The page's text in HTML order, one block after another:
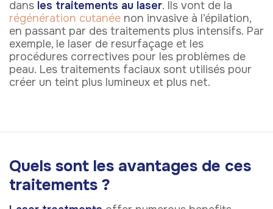
dans les traitements au laser. Ils vont de la
régénération cutanée non invasive à l’épilation,
en passant par des traitements plus intensifs. Par
exemple, le laser de resurfaçage et les
procédures correctives pour les problèmes de
peau. Les traitements faciaux sont utilisés pour
créer un teint plus lumineux et plus net.
Quels sont les avantages de ces
traitements ?